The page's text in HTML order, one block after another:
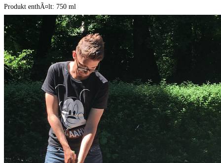
Produkt enthÃ¤lt: 750 ml